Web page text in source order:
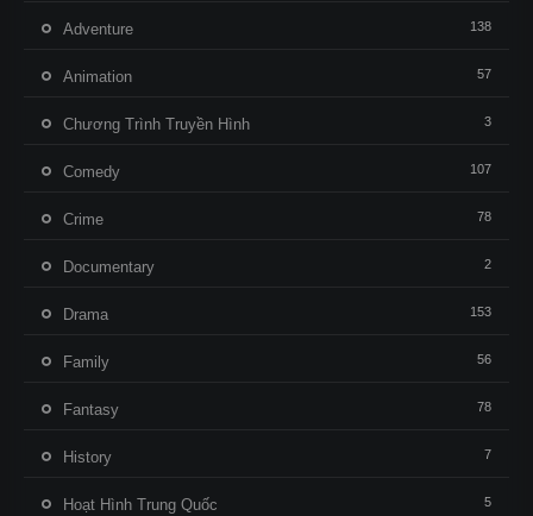
Adventure 138
Animation 57
Chương Trình Truyền Hình 3
Comedy 107
Crime 78
Documentary 2
Drama 153
Family 56
Fantasy 78
History 7
Hoạt Hình Trung Quốc 5